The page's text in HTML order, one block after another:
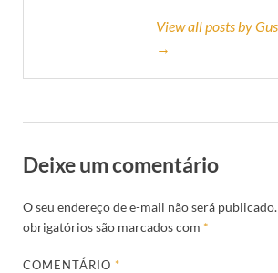
View all posts by
→
Deixe um comentário
O seu endereço de e-mail não será publicado.
obrigatórios são marcados com *
COMENTÁRIO*